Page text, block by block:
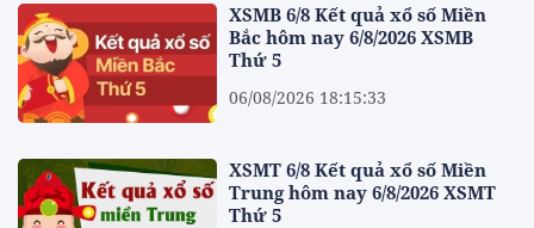
XSMB 6/8 Kết quả xổ số Miền
Bắc hôm nay 6/8/2026 XSMB
Thứ 5
06/08/2026 18:15:33
XSMT 6/8 Kết quả xổ số Miền
Trung hôm nay 6/8/2026 XSMT
Thứ 5